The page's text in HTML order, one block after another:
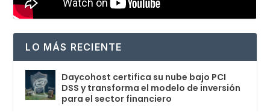
LO MÁS RECIENTE
Daycohost certifica su nube bajo PCI
DSS y transforma el modelo de inversión
para el sector financiero